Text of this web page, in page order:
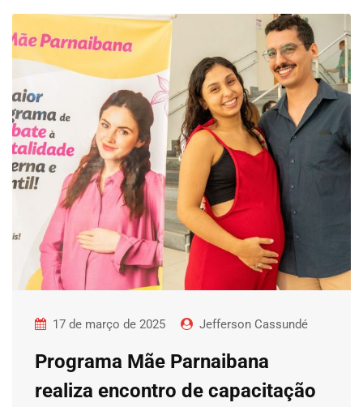
17 de março de 2025 Jefferson Cassundé
Programa Mãe Parnaibana
realiza encontro de capacitação